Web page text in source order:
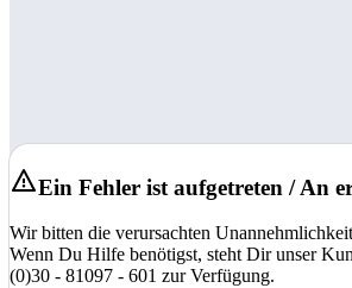
Ein Fehler ist aufgetreten / An
Wir bitten die verursachten
Wenn Du Hilfe benötigst, steht Dir unser
(0)30 - 81097 - 601 zur Verfügung.